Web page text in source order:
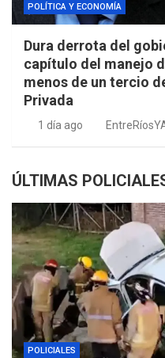
POLÍTICA Y ECONOMÍA
Dura derrota del
capítulo del manejo
menos de un tercio
Privada
1 día ago
ÚLTIMAS
POLICIALES